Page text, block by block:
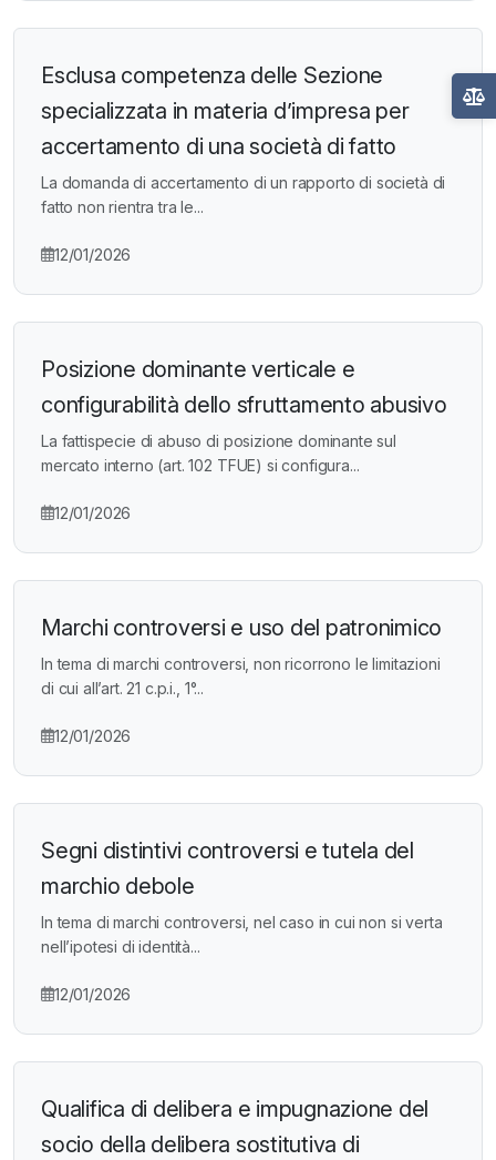
Esclusa competenza delle Sezione
specializzata in materia d’impresa per
accertamento di una società di fatto
La domanda di accertamento di un rapporto di società di
fatto non rientra tra le...
12/01/2026
Posizione dominante verticale e
configurabilità dello sfruttamento abusivo
La fattispecie di abuso di posizione dominante sul
mercato interno (art. 102 TFUE) si configura...
12/01/2026
Marchi controversi e uso del patronimico
In tema di marchi controversi, non ricorrono le limitazioni
di cui all’art. 21 c.p.i., 1°...
12/01/2026
Segni distintivi controversi e tutela del
marchio debole
In tema di marchi controversi, nel caso in cui non si verta
nell’ipotesi di identità...
12/01/2026
Qualifica di delibera e impugnazione del
socio della delibera sostitutiva di